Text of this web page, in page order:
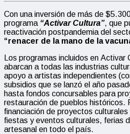
Con una inversión de más de
programa “Activar Cultura”, que
reactivación postpandemia del
“renacer de la mano de la
Los programas incluidos en Activar
abarcan a todas las industrias
apoyo a artistas independientes
subsidios que se lanzó el año
hasta fondos concursables para
restauración de pueblos históricos.
financiación de proyectos
fiestas y eventos culturales, ferias
artesanal en todo el país.